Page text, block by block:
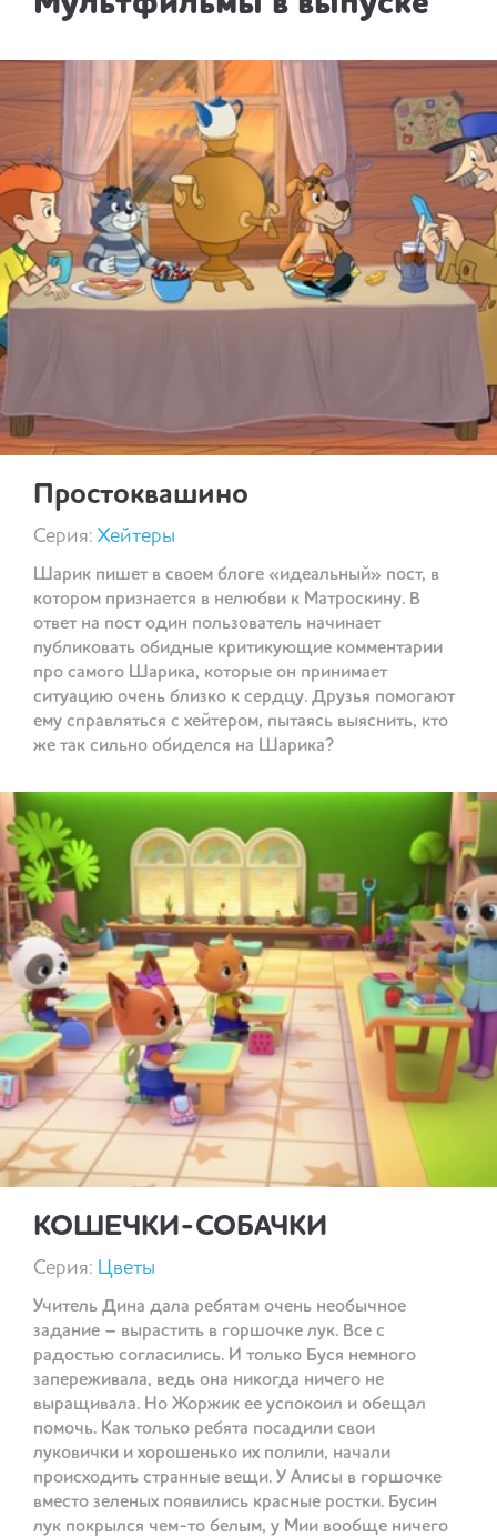
Простоквашино
Серия: Хейтеры
Шарик пишет в своем блоге «идеальный» пост, в
котором признается в нелюбви к Матроскину. В
ответ на пост один пользователь начинает
публиковать обидные критикующие комментарии
про самого Шарика, которые он принимает
ситуацию очень близко к сердцу. Друзья помогают
ему справляться с хейтером, пытаясь выяснить, кто
же так сильно обиделся на Шарика?
КОШЕЧКИ-СОБАЧКИ
Серия: Цветы
Учитель Дина дала ребятам очень необычное
задание – вырастить в горшочке лук. Все с
радостью согласились. И только Буся немного
запереживала, ведь она никогда ничего не
выращивала. Но Жоржик ее успокоил и обещал
помочь. Как только ребята посадили свои
луковички и хорошенько их полили, начали
происходить странные вещи. У Алисы в горшочке
вместо зеленых появились красные ростки. Бусин
лук покрылся чем-то белым, у Мии вообще ничего